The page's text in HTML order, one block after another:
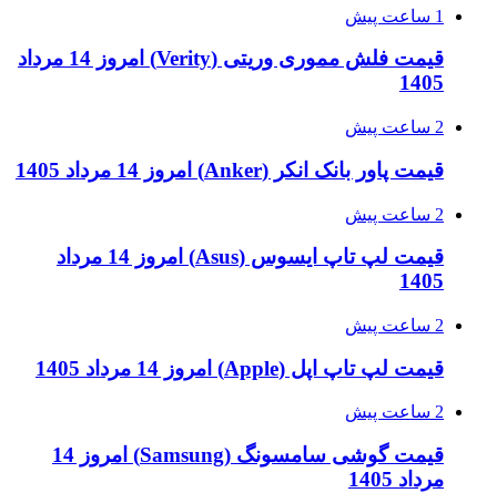
1 ساعت پیش
قیمت فلش مموری وریتی (Verity) امروز 14 مرداد
1405
2 ساعت پیش
قیمت پاور بانک انکر (Anker) امروز 14 مرداد 1405
2 ساعت پیش
قیمت لپ تاپ ایسوس (Asus) امروز 14 مرداد
1405
2 ساعت پیش
قیمت لپ تاپ اپل (Apple) امروز 14 مرداد 1405
2 ساعت پیش
قیمت گوشی سامسونگ (Samsung) امروز 14
مرداد 1405